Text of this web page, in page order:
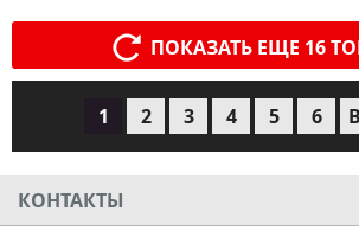
ПОКАЗАТЬ ЕЩЕ 16
1 2 3 4 5 6
КОНТАКТЫ